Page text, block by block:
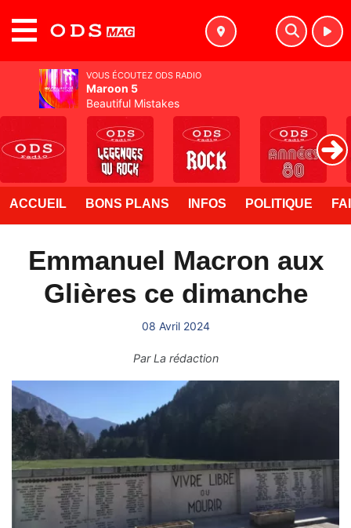
ACCUEIL BONS PLANS INFOS POLITIQUE
Emmanuel Macron aux
Glières ce dimanche
08 Avril 2024
ParLa rédaction
VOUS ÉCOUTEZ ODS RADIO
Maroon 5
Beautiful Mistakes